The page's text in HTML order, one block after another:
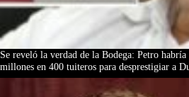
Se reveló la verdad de la Bodega: Petro habría
millones en 400 tuiteros para desprestigiar a